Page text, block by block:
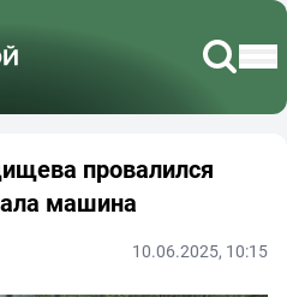
провалился
машина
10.06.2025, 10:15